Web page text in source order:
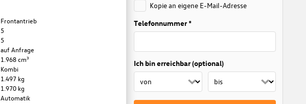
Frontantrieb
5
5
auf Anfrage
1.968 cm³
Kombi
1.497 kg
1.970 kg
Automatik
Kopie an eigene E-Mail-Adresse
Telefonnummer *
Ich bin erreichbar (optional)